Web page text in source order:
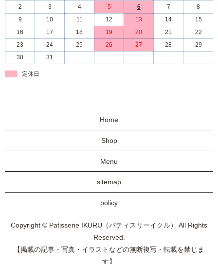
2
3 4 5 6 7
8
9
10 11 12 13 14
15
16
17 18 19 20 21
22
23
24 25 26 27 28
29
30
31
定休日
Home
Shop
Menu
sitemap
policy
Copyright © Patisserie IKURU（パティスリーイクル） All Rights
Reserved.
【掲載の記事・写真・イラストなどの無断複写・転載を禁じま
す】